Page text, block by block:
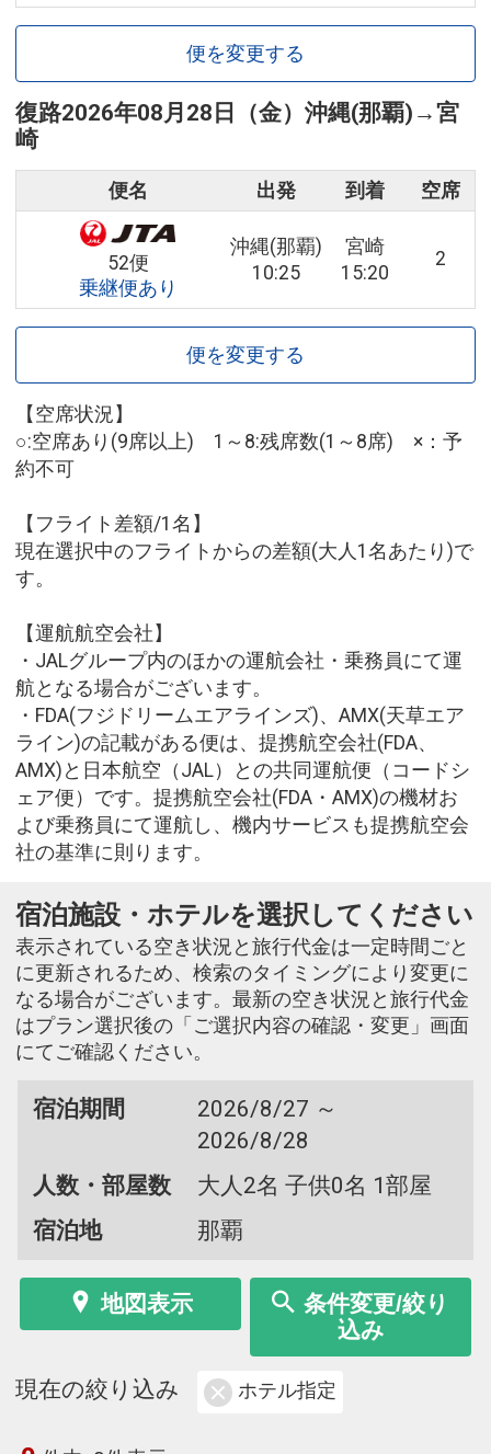
便を変更する
復路2026年08月28日（金） 沖縄(那覇) →宮
崎
便名 出発 到着 空席
52便
乗継便あり
沖縄(那覇)
10:25
宮崎
15:20
2
便を変更する
【空席状況】
○:空席あり(9席以上) 1～8:残席数(1～8席) ×：予
約不可
【フライト差額/1名】
現在選択中のフライトからの差額(大人1名あたり)で
す。
【運航航空会社】
・JALグループ内のほかの運航会社・乗務員にて運
航となる場合がございます。
・FDA(フジドリームエアラインズ)、AMX(天草エア
ライン)の記載がある便は、提携航空会社(FDA、
AMX)と日本航空（JAL）との共同運航便（コードシ
ェア便）です。提携航空会社(FDA・AMX)の機材お
よび乗務員にて運航し、機内サービスも提携航空会
社の基準に則ります。
宿泊施設・ホテルを選択してください
表示されている空き状況と旅行代金は一定時間ごと
に更新されるため、検索のタイミングにより変更に
なる場合がございます。最新の空き状況と旅行代金
はプラン選択後の「ご選択内容の確認・変更」画面
にてご確認ください。
宿泊期間
2026/8/27 ～
2026/8/28
人数・部屋数
大人2名 子供0名 1部屋
宿泊地
那覇
地図表示
条件変更/絞り
込み
現在の絞り込み ホテル指定